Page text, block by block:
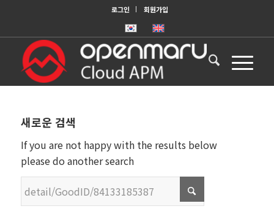
로그인 회원가입
새로운 검색
If you are not happy with the results below
please do another search